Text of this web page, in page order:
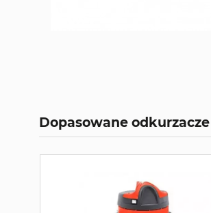
Dopasowane odkurzacze